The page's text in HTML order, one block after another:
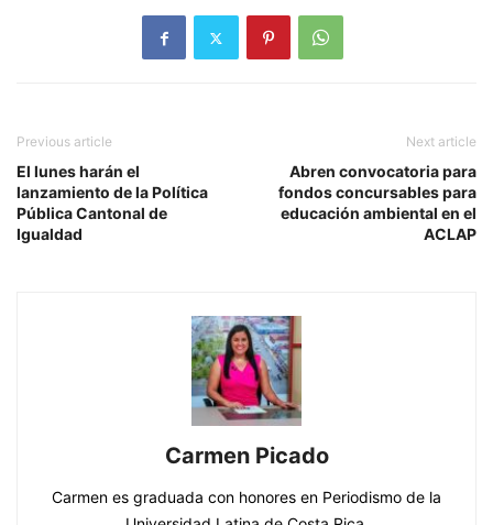
Previous article
El lunes harán el
lanzamiento de la Política
Pública Cantonal de
Igualdad
Next article
Abren convocatoria para
fondos concursables para
educación ambiental en el
ACLAP
Carmen Picado
Carmen es graduada con honores en Periodismo de la